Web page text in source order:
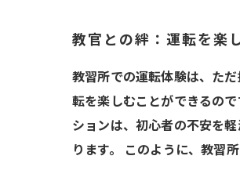
教官との絆：運転を楽
教習所での運転体験は、た
転を楽しむことができるの
ションは、初心者の不安を
ります。 このように、教習